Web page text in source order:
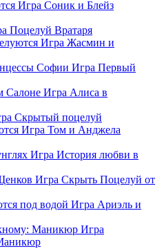
Игра Соник и Блейз
Поцелуй Вратаря
Игра Жасмин и
Игра Первый
Игра Алиса в
Скрытый поцелуй
Игра Том и Анджела
Игра История любви в
Игра Скрыть Поцелуй от
Игра Ариэль и
Игра